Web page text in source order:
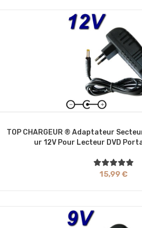
TOP CHARGEUR ® Adaptateur
Ur 12V Pour Lecteur DVD
15,99 €